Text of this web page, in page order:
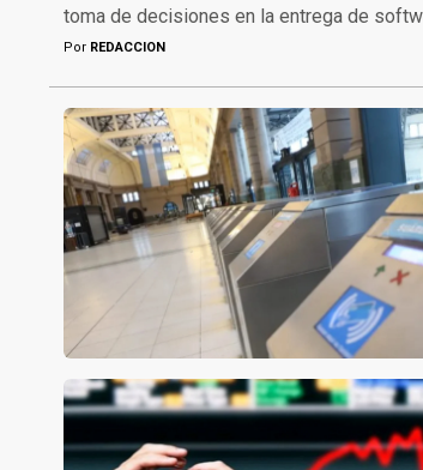
toma de decisiones en la entrega de
Por REDACCION